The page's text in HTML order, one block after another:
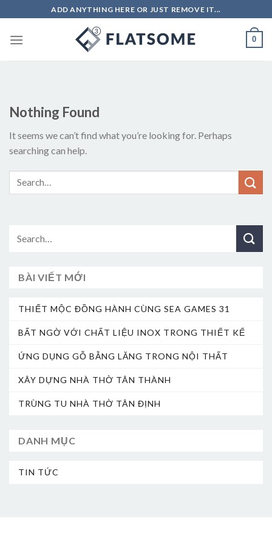
to
content
ADD ANYTHING HERE OR JUST REMOVE IT...
0
Nothing Found
It seems we can’t find what you’re looking for. Perhaps
searching can help.
BÀI VIẾT MỚI
THIẾT MỘC ĐỒNG HÀNH CÙNG SEA GAMES 31
BẤT NGỜ VỚI CHẤT LIỆU INOX TRONG THIẾT KẾ
ỨNG DỤNG GỖ BẰNG LĂNG TRONG NỘI THẤT
XÂY DỰNG NHÀ THỜ TÂN THÀNH
TRÙNG TU NHÀ THỜ TÂN ĐỊNH
DANH MỤC
TIN TỨC